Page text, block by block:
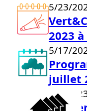
5/23/
2023
5/17/
juillet
2/1/